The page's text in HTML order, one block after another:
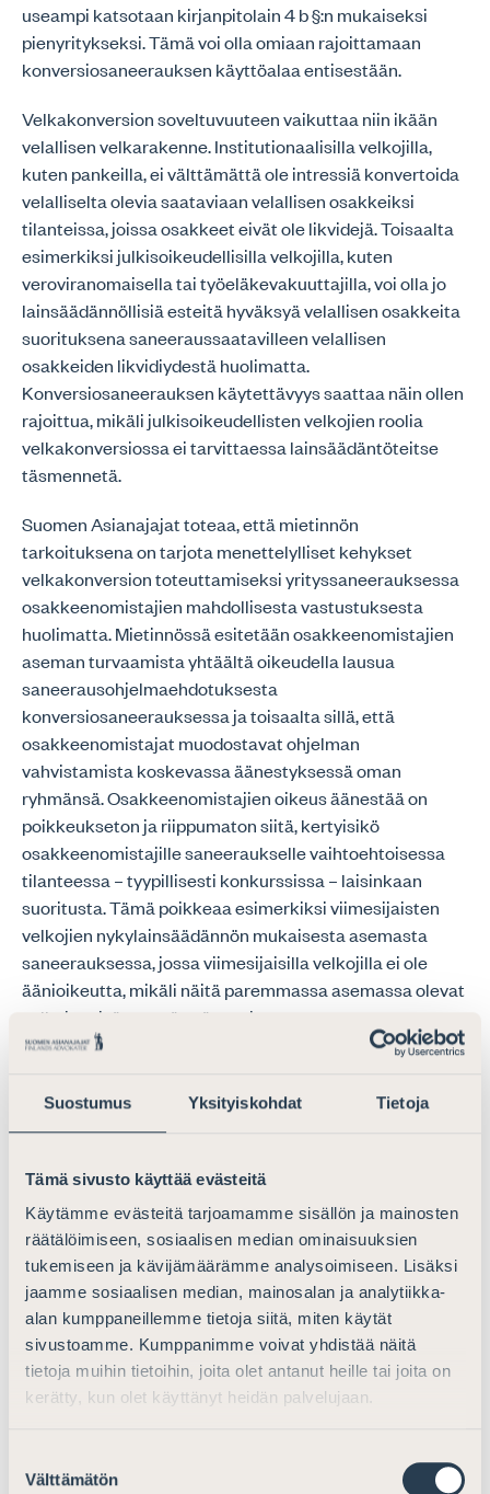
Suostumus Yksityiskohdat Tietoja
Tämä sivusto käyttää evästeitä
Käytämme evästeitä tarjoamamme sisällön ja mainosten
räätälöimiseen, sosiaalisen median ominaisuuksien
tukemiseen ja kävijämäärämme analysoimiseen. Lisäksi
jaamme sosiaalisen median, mainosalan ja analytiikka-
alan kumppaneillemme tietoja siitä, miten käytät
sivustoamme. Kumppanimme voivat yhdistää näitä
tietoja muihin tietoihin, joita olet antanut heille tai joita on
kerätty, kun olet käyttänyt heidän palvelujaan.
valinta
Välttämätön
useampi katsotaan kirjanpitolain 4 b §:n mukaiseksi
pienyritykseksi. Tämä voi olla omiaan rajoittamaan
konversiosaneerauksen käyttöalaa entisestään.
Velkakonversion soveltuvuuteen vaikuttaa niin ikään
velallisen velkarakenne. Institutionaalisilla velkojilla,
kuten pankeilla, ei välttämättä ole intressiä konvertoida
velalliselta olevia saataviaan velallisen osakkeiksi
tilanteissa, joissa osakkeet eivät ole likvidejä. Toisaalta
esimerkiksi julkisoikeudellisilla velkojilla, kuten
veroviranomaisella tai työeläkevakuuttajilla, voi olla jo
lainsäädännöllisiä esteitä hyväksyä velallisen osakkeita
suorituksena saneeraussaatavilleen velallisen
osakkeiden likvidiydestä huolimatta.
Konversiosaneerauksen käytettävyys saattaa näin ollen
rajoittua, mikäli julkisoikeudellisten velkojien roolia
velkakonversiossa ei tarvittaessa lainsäädäntöteitse
täsmennetä.
Suomen Asianajajat toteaa, että mietinnön
tarkoituksena on tarjota menettelylliset kehykset
velkakonversion toteuttamiseksi yrityssaneerauksessa
osakkeenomistajien mahdollisesta vastustuksesta
huolimatta. Mietinnössä esitetään osakkeenomistajien
aseman turvaamista yhtäältä oikeudella lausua
saneerausohjelmaehdotuksesta
konversiosaneerauksessa ja toisaalta sillä, että
osakkeenomistajat muodostavat ohjelman
vahvistamista koskevassa äänestyksessä oman
ryhmänsä. Osakkeenomistajien oikeus äänestää on
poikkeukseton ja riippumaton siitä, kertyisikö
osakkeenomistajille saneeraukselle vaihtoehtoisessa
tilanteessa – tyypillisesti konkurssissa – laisinkaan
suoritusta. Tämä poikkeaa esimerkiksi viimesijaisten
velkojien nykylainsäädännön mukaisesta asemasta
saneerauksessa, jossa viimesijaisilla velkojilla ei ole
äänioikeutta, mikäli näitä paremmassa asemassa olevat
velkojat eivät saa täyttä suoritusta.
Osakkeenomistajien ehdoton äänioikeus voi – olettaen
heidän vastustavan konversiosaneerausta – johtaa
siihen, että yrityssaneerauslain 54 §:n mukainen
konversiosaneerausohjelman vahvistamisperusteeksi.
Kun mietinnön perusteella pakkovahvistaminen ei olisi
mahdollista velallisen ollessa kirjanpitolain 4 a tai b §:ssä
tarkoitettu mikro- tai pienyritys, voi tämä osaltaan
rajoittaa konversiosaneerauksen soveltamisalaa ja siten
koko ehdotuksen vaikuttavuutta.
Suomen Asianajat huomauttaa, että mietinnön mukaan
yrityssaneerausmenettelyjä on vuosittain noin 400–
vaikutukset kohdistuvat vain murto-osaan yrityksistä.